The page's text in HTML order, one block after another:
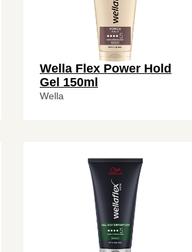
Wella Flex Power Hold
Gel 150ml
Wella